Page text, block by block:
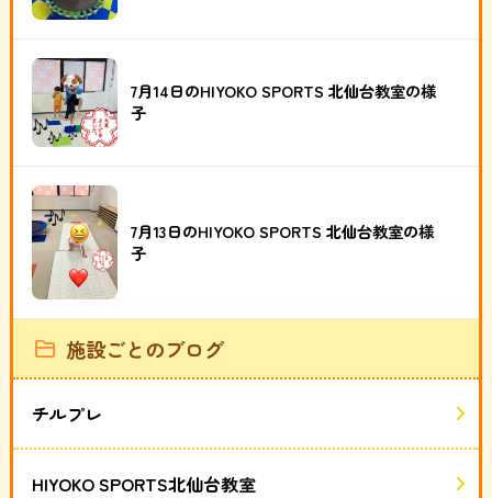
7月14日のHIYOKO SPORTS 北仙台教室の様
子
7月13日のHIYOKO SPORTS 北仙台教室の様
子
施設ごとのブログ
チルプレ
HIYOKO SPORTS北仙台教室